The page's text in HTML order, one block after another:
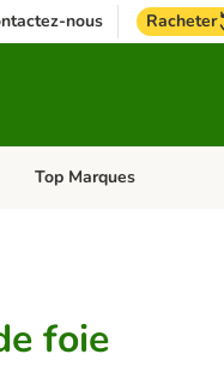
nous Racheter
Oiseau
Dérouler les catégories:
Top Marques
foie